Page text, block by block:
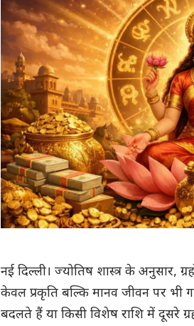
नई दिल्ली। ज्योतिष शास्त्र के अनुसार,
केवल प्रकृति बल्कि मानव जीवन पर भी
बदलते हैं या किसी विशेष राशि में दूसरे